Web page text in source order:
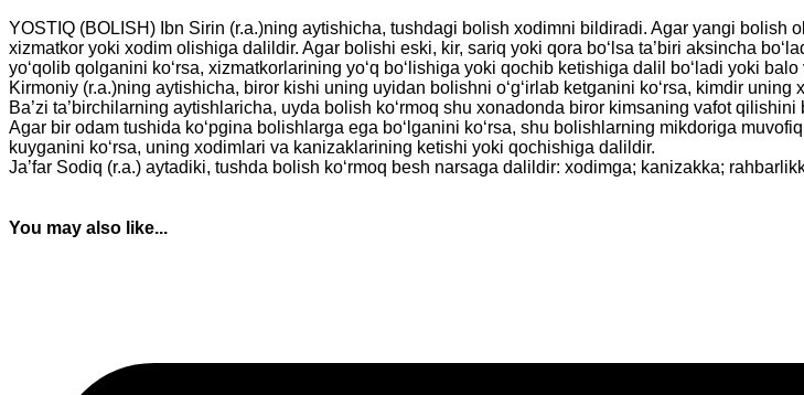
YOSTIQ (BOLISH) Ibn Sirin (r.a.)ning aytishicha, tushdagi bolish xodimni bildiradi. Agar yangi bolish
xizmatkor yoki xodim olishiga dalildir. Agar bolishi eski, kir, sariq yoki qora bo‘lsa ta’biri aksincha
yo‘qolib qolganini ko‘rsa, xizmatkorlarining yo‘q bo‘lishiga yoki qochib ketishiga dalil bo‘ladi yoki
Kirmoniy (r.a.)ning aytishicha, biror kishi uning uyidan bolishni o‘g‘irlab ketganini ko‘rsa, kimdir
Ba’zi ta’birchilarning aytishlaricha, uyda bolish ko‘rmoq shu xonadonda biror kimsaning vafot qilishini
Agar bir odam tushida ko‘pgina bolishlarga ega bo‘lganini ko‘rsa, shu bolishlarning mikdoriga
kuyganini ko‘rsa, uning xodimlari va kanizaklarining ketishi yoki qochishiga dalildir.
Ja’far Sodiq (r.a.) aytadiki, tushda bolish ko‘rmoq besh narsaga dalildir: xodimga; kanizakka;
You may also like...